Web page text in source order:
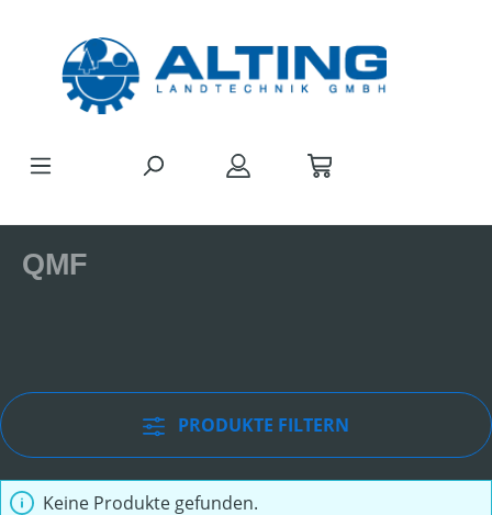
QMF
PRODUKTE FILTERN
Keine Produkte gefunden.